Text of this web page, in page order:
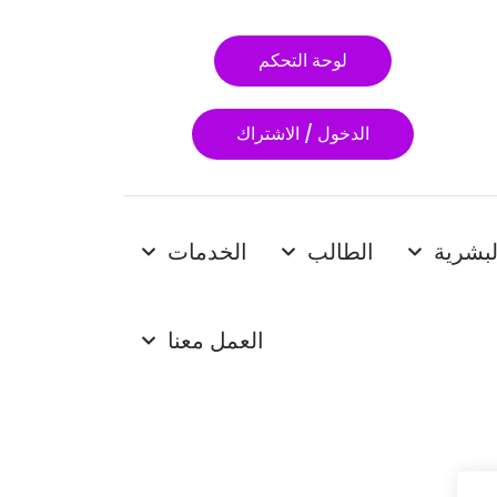
لوحة التحكم
الدخول / الاشتراك
الطالب الخدمات
العمل معنا